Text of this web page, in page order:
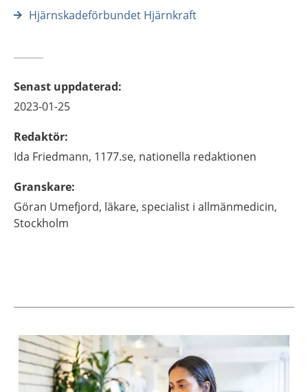
Hjärnskadeförbundet Hjärnkraft
Senast uppdaterad:
2023-01-25
Redaktör:
Ida Friedmann, 1177.se, nationella redaktionen
Granskare:
Göran Umefjord, läkare, specialist i allmänmedicin,
Stockholm
Aktuella artiklar